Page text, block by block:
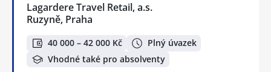
Lagardere Travel Retail, a.s.
Ruzyně, Praha
40 000 – 42 000 Kč
Plný úvazek
Vhodné také pro absolventy